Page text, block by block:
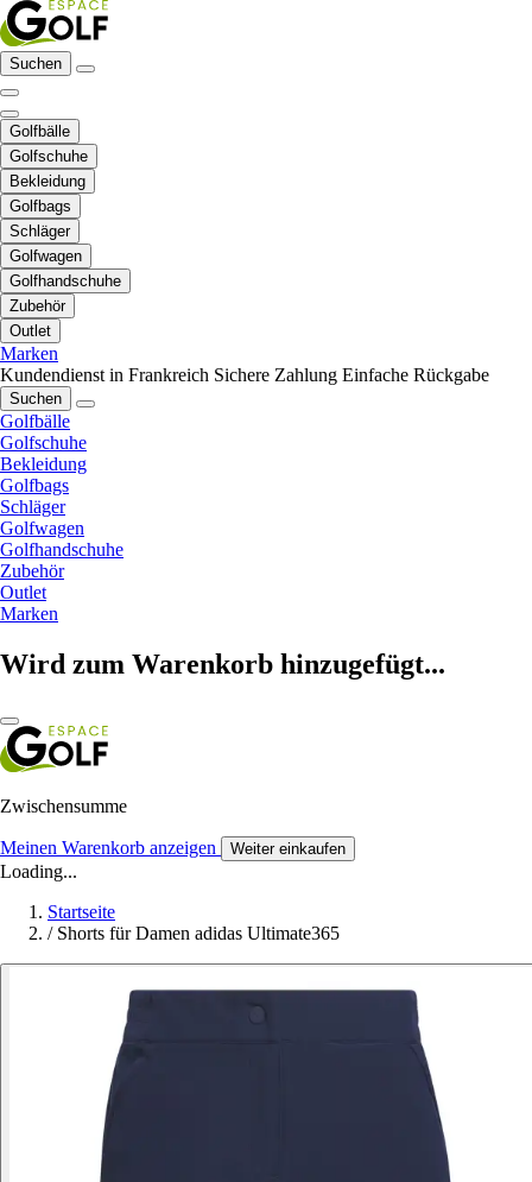
Suchen
Golfbälle
Golfschuhe
Bekleidung
Golfbags
Schläger
Golfwagen
Golfhandschuhe
Zubehör
Outlet
Marken
Kundendienst in Frankreich Sichere Zahlung Einfache Rückgabe
Suchen
Golfbälle
Golfschuhe
Bekleidung
Golfbags
Schläger
Golfwagen
Golfhandschuhe
Zubehör
Outlet
Marken
Wird zum Warenkorb hinzugefügt...
Zwischensumme
Meinen Warenkorb anzeigen Weiter einkaufen
Loading...
Startseite
/ Shorts für Damen adidas Ultimate365